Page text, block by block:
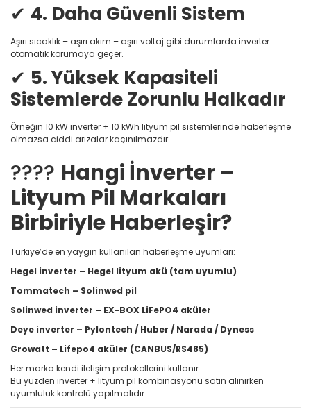
✔ 4. Daha Güvenli Sistem
Aşırı sıcaklık – aşırı akım – aşırı voltaj gibi durumlarda inverter
otomatik korumaya geçer.
✔ 5. Yüksek Kapasiteli
Sistemlerde Zorunlu Halkadır
Örneğin 10 kW inverter + 10 kWh lityum pil sistemlerinde haberleşme
olmazsa ciddi arızalar kaçınılmazdır.
???? Hangi İnverter –
Lityum Pil Markaları
Birbiriyle Haberleşir?
Türkiye’de en yaygın kullanılan haberleşme uyumları:
Hegel inverter – Hegel lityum akü (tam uyumlu)
Tommatech – Solinwed pil
Solinwed inverter – EX-BOX LiFePO4 aküler
Deye inverter – Pylontech / Huber / Narada / Dyness
Growatt – Lifepo4 aküler (CANBUS/RS485)
Her marka kendi iletişim protokollerini kullanır.
Bu yüzden inverter + lityum pil kombinasyonu satın alınırken
uyumluluk kontrolü yapılmalıdır.